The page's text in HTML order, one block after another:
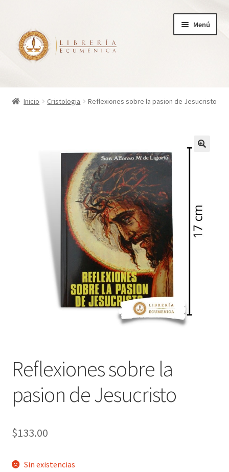
la
navegación
contenido
Menú
Inicio
Finalizar compra
¿Quienes somos?
Política de privacidad
Contáctanos
Inicio Cristologia Reflexiones sobre la pasion de Jesucristo
Reflexiones sobre la
pasion de Jesucristo
$133.00
Sin existencias